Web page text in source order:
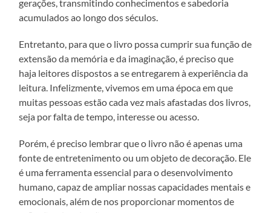
gerações, transmitindo conhecimentos e sabedoria
acumulados ao longo dos séculos.
Entretanto, para que o livro possa cumprir sua função de
extensão da memória e da imaginação, é preciso que
haja leitores dispostos a se entregarem à experiência da
leitura. Infelizmente, vivemos em uma época em que
muitas pessoas estão cada vez mais afastadas dos livros,
seja por falta de tempo, interesse ou acesso.
Porém, é preciso lembrar que o livro não é apenas uma
fonte de entretenimento ou um objeto de decoração. Ele
é uma ferramenta essencial para o desenvolvimento
humano, capaz de ampliar nossas capacidades mentais e
emocionais, além de nos proporcionar momentos de